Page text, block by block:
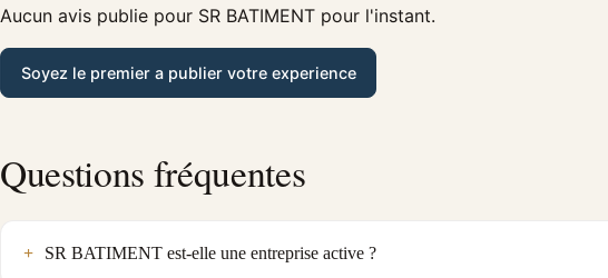
Aucun avis publie pour SR BATIMENT pour l'instant.
Soyez le premier a publier votre experience
Questions fréquentes
SR BATIMENT est-elle une entreprise active ?